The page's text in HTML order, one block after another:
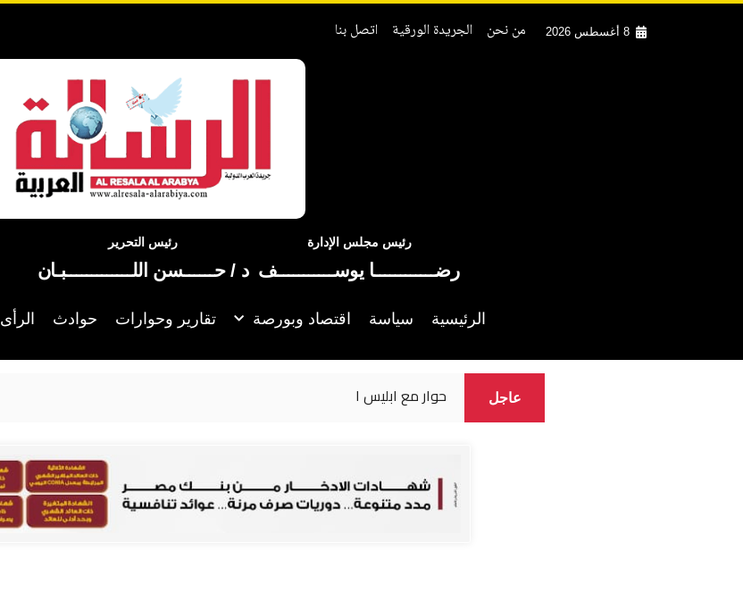
8 أغسطس 2026 من نحن الجريدة الورقية اتصل بنا
رئيس مجلس الإدارة
رضــــــــــــا يوســـــــــــف
رئيس التحرير
د / حــــــسن اللـــــــــــــبـان
الرئيسية سياسة اقتصاد وبورصة تقارير وحوارات حوادث الرأى
عاجل حوار مع ابليس ١